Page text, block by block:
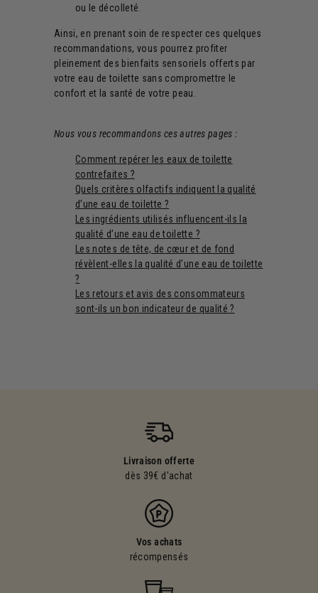
ou le décolleté.
Ainsi, en prenant soin de respecter ces quelques
recommandations, vous pourrez profiter
pleinement des bienfaits sensoriels offerts par
votre eau de toilette sans compromettre le
confort et la santé de votre peau.
Nous vous recommandons ces autres pages :
Comment repérer les eaux de toilette
contrefaites ?
Quels critères olfactifs indiquent la qualité
d’une eau de toilette ?
Les ingrédients utilisés influencent-ils la
qualité d’une eau de toilette ?
Les notes de tête, de cœur et de fond
révèlent-elles la qualité d’une eau de toilette
?
Les retours et avis des consommateurs
sont-ils un bon indicateur de qualité ?
Livraison offerte
dès 39€ d'achat
Vos achats
récompensés